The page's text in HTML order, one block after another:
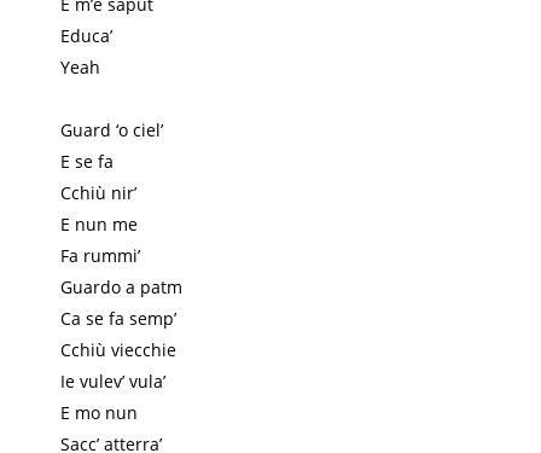
Educa’
Yeah
Guard ‘o ciel’
E se fa
Cchiù nir’
E nun me
Fa rummi’
Guardo a patm
Ca se fa semp’
Cchiù viecchie
Ie vulev’ vula’
E mo nun
Sacc’ atterra’